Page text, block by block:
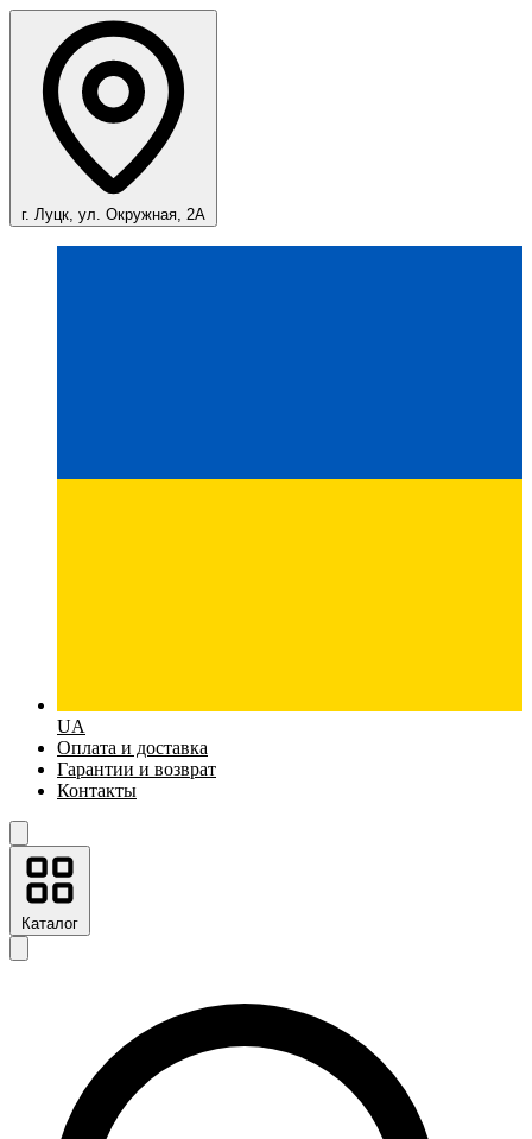
г. Луцк, ул. Окружная, 2А
UA
Оплата и доставка
Гарантии и возврат
Контакты
Каталог